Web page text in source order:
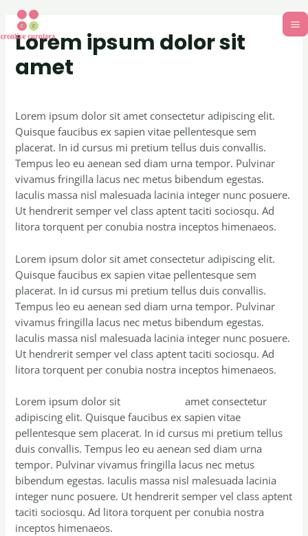
Lorem ipsum dolor sit
amet
Lorem ipsum dolor sit amet consectetur adipiscing elit.
Quisque faucibus ex sapien vitae pellentesque sem
placerat. In id cursus mi pretium tellus duis convallis.
Tempus leo eu aenean sed diam urna tempor. Pulvinar
vivamus fringilla lacus nec metus bibendum egestas.
Iaculis massa nisl malesuada lacinia integer nunc posuere.
Ut hendrerit semper vel class aptent taciti sociosqu. Ad
litora torquent per conubia nostra inceptos himenaeos.
Lorem ipsum dolor sit amet consectetur adipiscing elit.
Quisque faucibus ex sapien vitae pellentesque sem
placerat. In id cursus mi pretium tellus duis convallis.
Tempus leo eu aenean sed diam urna tempor. Pulvinar
vivamus fringilla lacus nec metus bibendum egestas.
Iaculis massa nisl malesuada lacinia integer nunc posuere.
Ut hendrerit semper vel class aptent taciti sociosqu. Ad
litora torquent per conubia nostra inceptos himenaeos.
Lorem ipsum dolor sit
amet consectetur
adipiscing elit. Quisque faucibus ex sapien vitae
pellentesque sem placerat. In id cursus mi pretium tellus
duis convallis. Tempus leo eu aenean sed diam urna
tempor. Pulvinar vivamus fringilla lacus nec metus
bibendum egestas. Iaculis massa nisl malesuada lacinia
integer nunc posuere. Ut hendrerit semper vel class aptent
taciti sociosqu. Ad litora torquent per conubia nostra
inceptos himenaeos.